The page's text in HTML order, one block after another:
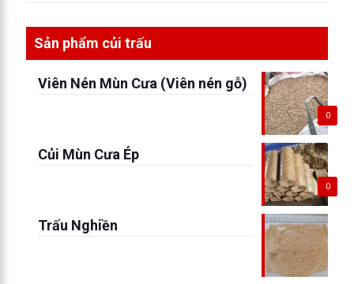
Sản phẩm củi trấu
0
Viên Nén Mùn Cưa (Viên nén gỗ)
0
Củi Mùn Cưa Ép
Trấu Nghiền